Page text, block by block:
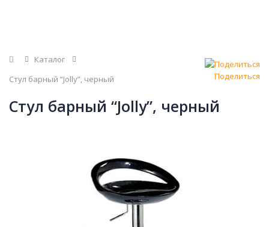
Главная
Каталог
Стул барный “Jolly”, черный
Поделиться
Стул барный “Jolly”, черный